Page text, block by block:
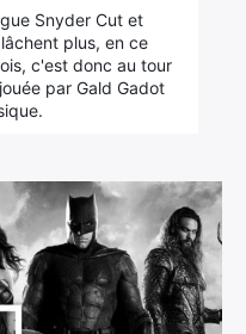
Snyder Cut et
plus, en ce
c'est donc au tour
par Gald Gadot